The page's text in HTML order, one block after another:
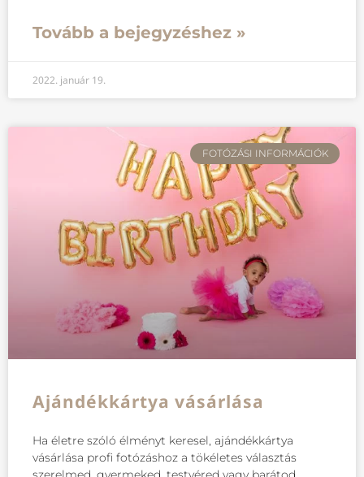
Tovább a bejegyzéshez »
2022. január 19.
FOTÓZÁSI INFORMÁCIÓK
Ajándékkártya vásárlása
Ha életre szóló élményt keresel, ajándékkártya
vásárlása profi fotózáshoz a tökéletes választás